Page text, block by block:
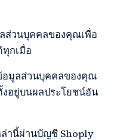
ส่วนบุคคลของคุณเพื่อ
ทุกเมื่อ
อมูลส่วนบุคคลของคุณ
งอยู่บนผลประโยชน์อัน
ล่านี้ผ่านบัญชี Shoply